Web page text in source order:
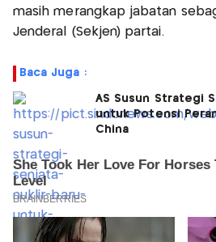
masih merangkap jabatan
Jenderal (Sekjen) partai.
Baca Juga :
AS Susun Strategi
untuk Potensi
China